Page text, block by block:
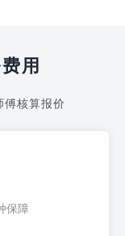
用
傅核算报价
保障